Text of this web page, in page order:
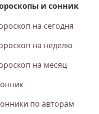
и сонник
на сегодня
на неделю
на месяц
по авторам